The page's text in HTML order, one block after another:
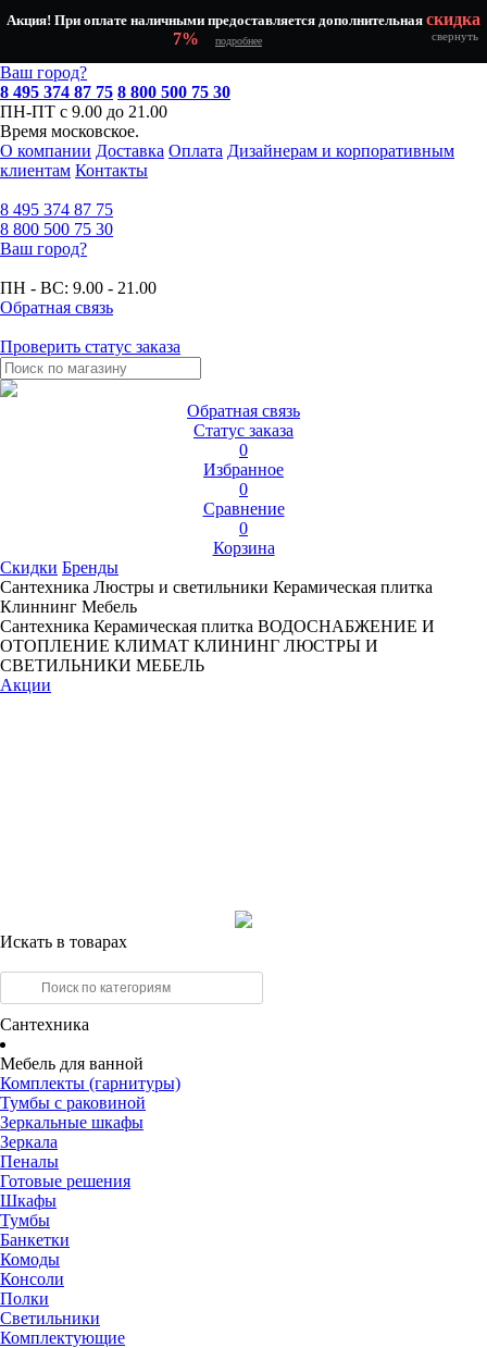
Акция! При оплате наличными предоставляется дополнительная скидка
7%
подробнее свернуть
Ваш город?
8 495 374 87 75 8 800 500 75 30
ПН-ПТ с 9.00 до 21.00
Время московское.
О компании Доставка Оплата Дизайнерам и корпоративным
клиентам Контакты
8 495 374 87 75
8 800 500 75 30
Ваш город?
ПН - ВС: 9.00 - 21.00
Обратная связь
Проверить статус заказа
Обратная связь
Статус заказа
0
Избранное
0
Сравнение
0
Корзина
Скидки Бренды
Сантехника Люстры и светильники Керамическая плитка
Клиннинг Мебель
Сантехника Керамическая плитка ВОДОСНАБЖЕНИЕ И
ОТОПЛЕНИЕ КЛИМАТ КЛИНИНГ ЛЮСТРЫ И
СВЕТИЛЬНИКИ МЕБЕЛЬ
Акции
Искать в товарах
Сантехника
Мебель для ванной
Комплекты (гарнитуры)
Тумбы с раковиной
Зеркальные шкафы
Зеркала
Пеналы
Готовые решения
Шкафы
Тумбы
Банкетки
Комоды
Консоли
Полки
Светильники
Комплектующие